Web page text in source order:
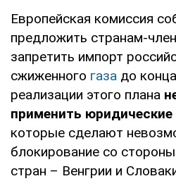
Европейская комиссия
предложить странам-
запретить импорт
сжиженного газа до
реализации этого плана
применить
которые сделают
блокирование со
стран – Венгрии и